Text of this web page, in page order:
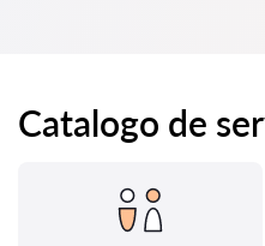
Catalogo de